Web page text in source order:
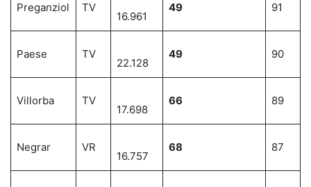
Preganziol TV
16.961
49 91
Paese TV
22.128
49 90
Villorba TV
17.698
66 89
Negrar VR
16.757
68 87